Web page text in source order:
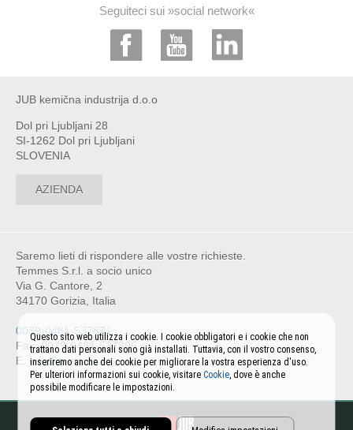
Seguiteci sui »social network«
JUB kemična industrija d.o.o
Dol pri Ljubljani 28
SI-1262 Dol pri Ljubljani
SLOVENIA
AZIENDA
Saremo lieti di rispondere alle vostre richieste.
Temmes S.r.l. a socio unico
Via G. Cantore, 2
34170 Gorizia, Italia
0039-0481-537871
Fax: 0039-0481-537896
E: info@temmes.it
Questo sito web utilizza i cookie. I cookie obbligatori e i cookie che non
trattano dati personali sono già installati. Tuttavia, con il vostro consenso,
inseriremo anche dei cookie per migliorare la vostra esperienza d'uso.
Per ulteriori informazioni sui cookie, visitareCookie, dove è anche
possibile modificare le impostazioni.